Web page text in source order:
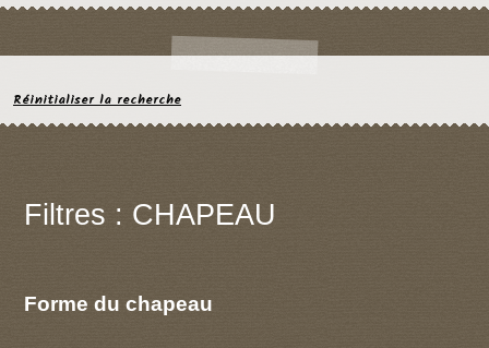
Réinitialiser la recherche
Filtres : CHAPEAU
Forme du chapeau